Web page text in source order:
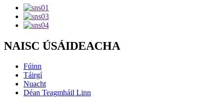
NAISC ÚSÁIDEACHA
Fúinn
Táirgí
Nuacht
Déan Teagmháil Linn